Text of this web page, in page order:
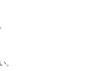
。